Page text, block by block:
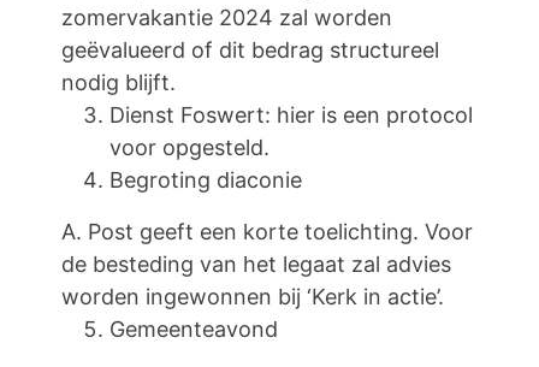
zomervakantie 2024 zal worden
geëvalueerd of dit bedrag structureel
nodig blijft.
Dienst Foswert: hier is een protocol
voor opgesteld.
Begroting diaconie
A. Post geeft een korte toelichting. Voor
de besteding van het legaat zal advies
worden ingewonnen bij ‘Kerk in actie’.
Gemeenteavond